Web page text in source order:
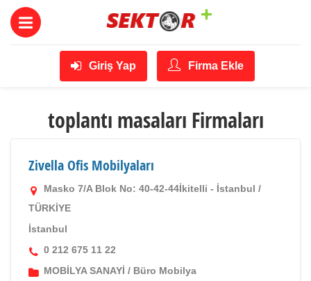
Giriş Yap Firma Ekle
toplantı masaları Firmaları
Zivella Ofis Mobilyaları
Masko 7/A Blok No: 40-42-44İkitelli - İstanbul /
TÜRKİYE
İstanbul
0 212 675 11 22
MOBİLYA SANAYİ / Büro Mobilya